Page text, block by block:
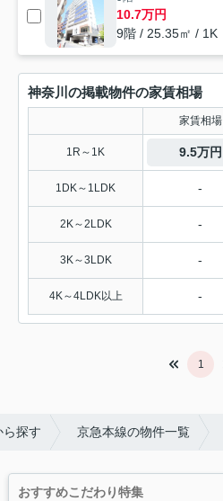
10.7万円
9階 / 25.35㎡ / 1K
神奈川の掲載物件の家賃相場
家賃相場
1R～1K 9.5万円
1DK～1LDK -
2K～2LDK -
3K～3LDK -
4K～4LDK以上 -
1
ら探す 京急本線の物件一覧
おすすめこだわり特集